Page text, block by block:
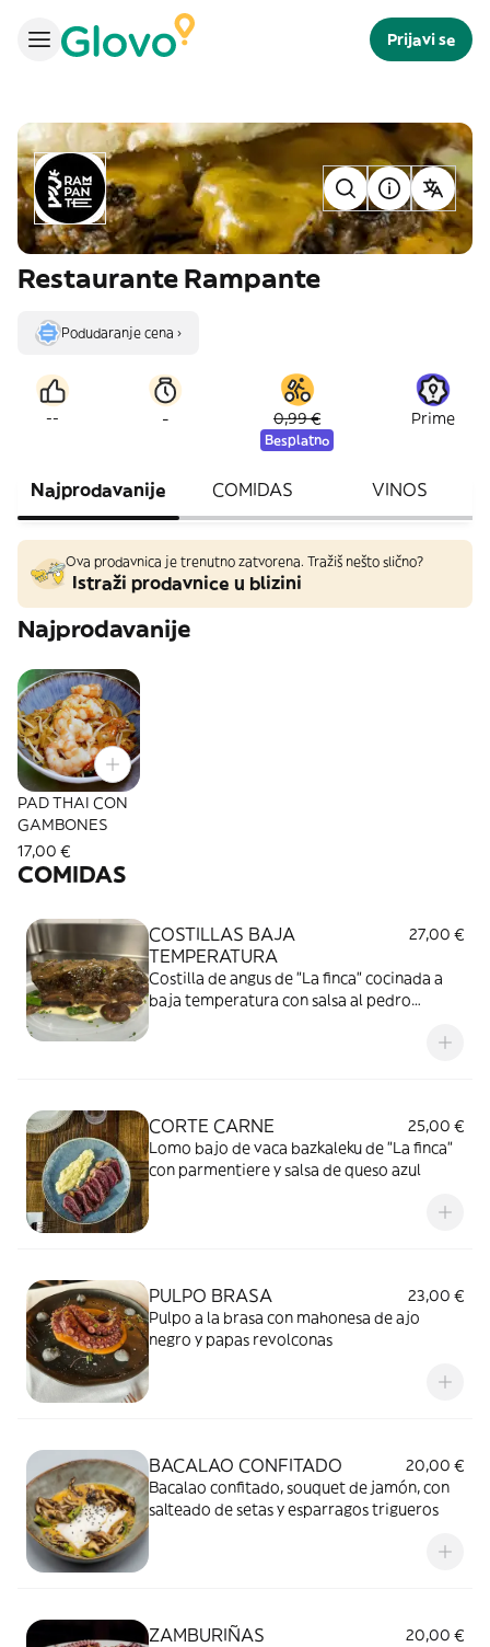
Prijavi se
Restaurante Rampante
Podudaranje cena ›
-- - 0,99 €
Besplatno
Prime
Najprodavanije COMIDAS VINOS
Ova prodavnica je trenutno zatvorena. Tražiš nešto slično?
Istraži prodavnice u blizini
Najprodavanije
PAD THAI CON
GAMBONES
17,00 €
COMIDAS
COSTILLAS BAJA
TEMPERATURA
27,00 €
Costilla de angus de "La finca" cocinada a
baja temperatura con salsa al pedro
CORTE CARNE
25,00 €
Lomo bajo de vaca bazkaleku de "La finca"
con parmentiere y salsa de queso azul
PULPO BRASA
23,00 €
Pulpo a la brasa con mahonesa de ajo
negro y papas revolconas
BACALAO CONFITADO
20,00 €
Bacalao confitado, souquet de jamón, con
salteado de setas y esparragos trigueros
ZAMBURIÑAS 20,00 €